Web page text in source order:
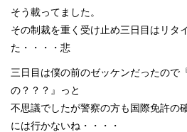
そう載ってました。
その制裁を重く受け止め三日目はリタ
た・・・・悲
三日目は僕の前のゼッケンだったので
の？？？』っと
不思議でしたが警察の方も国際免許の
には行かないね・・・・